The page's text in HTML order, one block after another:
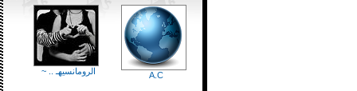
الرومانسيهـ .. ~